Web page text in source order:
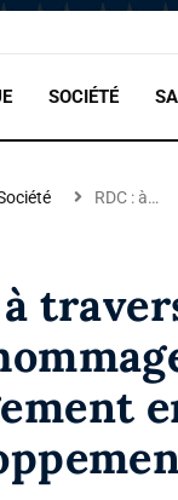
SOCIÉTÉ
RDC : à…
à